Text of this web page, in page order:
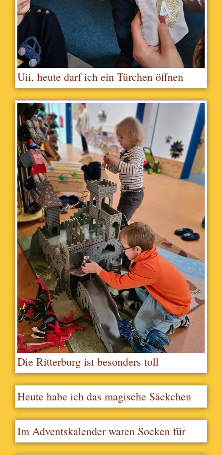
Uii, heute darf ich ein Türchen öffnen
Die Ritterburg ist besonders toll
Heute habe ich das magische Säckchen
und darf den Adventskalender öffnen
Im Adventskalender waren Socken für
mich